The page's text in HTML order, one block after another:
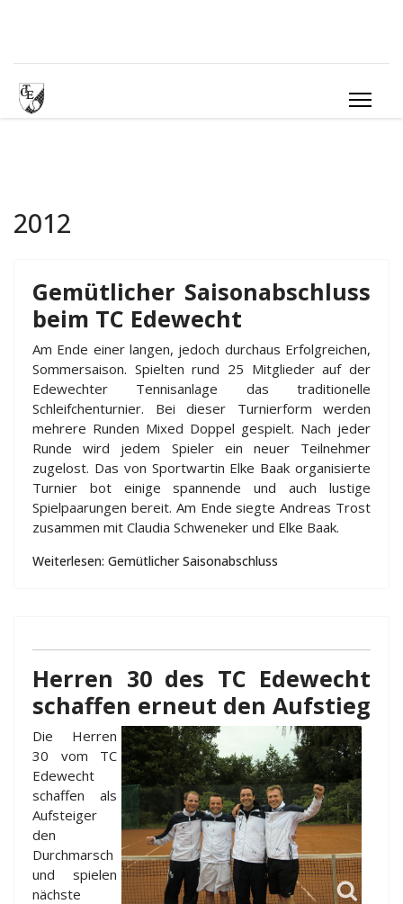
2012
Gemütlicher Saisonabschluss
beim TC Edewecht
Am Ende einer langen, jedoch durchaus Erfolgreichen,
Sommersaison. Spielten rund 25 Mitglieder auf der
Edewechter Tennisanlage das traditionelle
Schleifchenturnier. Bei dieser Turnierform werden
mehrere Runden Mixed Doppel gespielt. Nach jeder
Runde wird jedem Spieler ein neuer Teilnehmer
zugelost. Das von Sportwartin Elke Baak organisierte
Turnier bot einige spannende und auch lustige
Spielpaarungen bereit. Am Ende siegte Andreas Trost
zusammen mit Claudia Schweneker und Elke Baak.
Weiterlesen: Gemütlicher Saisonabschluss
Herren 30 des TC Edewecht
schaffen erneut den Aufstieg
Die Herren
30 vom TC
Edewecht
schaffen als
Aufsteiger
den
Durchmarsch
und spielen
nächste